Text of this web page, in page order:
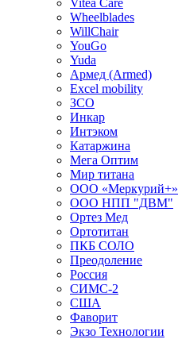
Vitea Care
Wheelblades
WillChair
YouGo
Yuda
Армед (Armed)
Еxcel mobility
ЗСО
Инкар
Интэком
Катаржина
Мега Оптим
Мир титана
ООО «Меркурий+»
ООО НПП "ДВМ"
Ортез Мед
Ортотитан
ПКБ СОЛО
Преодоление
Россия
СИМС-2
США
Фаворит
Экзо Технологии